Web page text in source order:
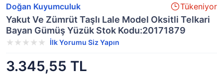
Doğan Kuyumculuk Tükeniyor
Yakut Ve Zümrüt Taşlı Lale Model Oksitli Telkari
Bayan Gümüş Yüzük Stok Kodu:20171879
İlk Yorumu Siz Yapın
3.345,55 TL